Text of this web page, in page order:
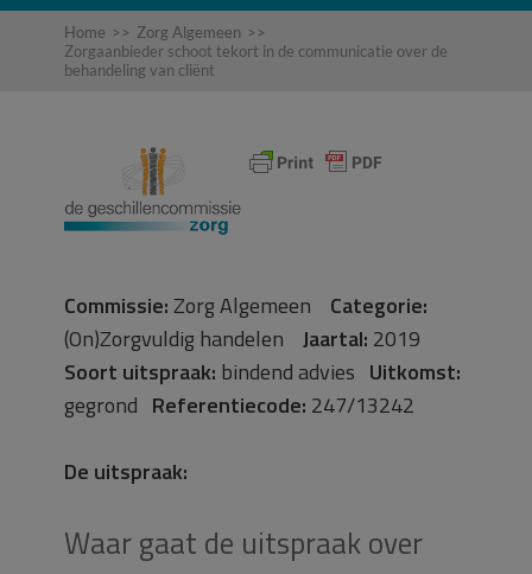
Home >> Zorg Algemeen >>
Zorgaanbieder schoot tekort in de communicatie over de
behandeling van cliënt
Commissie:Zorg Algemeen Categorie:
(On)Zorgvuldig handelen Jaartal: 2019
Soort uitspraak: bindend advies Uitkomst:
gegrond Referentiecode: 247/13242
De uitspraak:
Waar gaat de uitspraak over